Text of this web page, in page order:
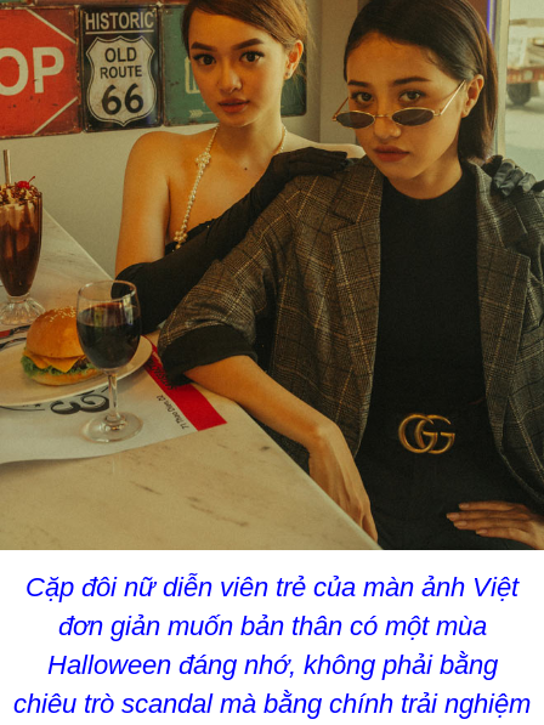
Cặp đôi nữ diễn viên trẻ của màn ảnh Việt
đơn giản muốn bản thân có một mùa
Halloween đáng nhớ, không phải bằng
chiêu trò scandal mà bằng chính trải nghiệm